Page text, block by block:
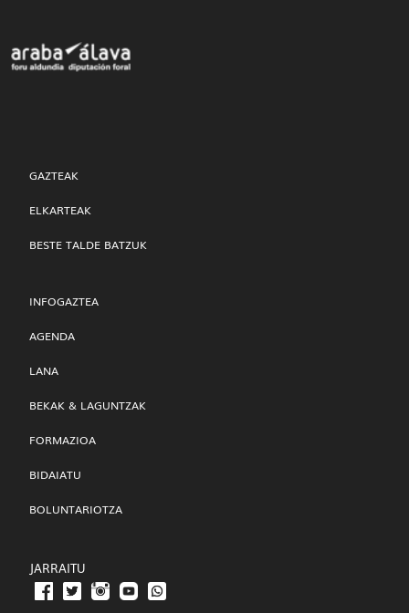
GAZTEAK
ELKARTEAK
BESTE TALDE BATZUK
INFOGAZTEA
AGENDA
LANA
BEKAK & LAGUNTZAK
FORMAZIOA
BIDAIATU
BOLUNTARIOTZA
JARRAITU